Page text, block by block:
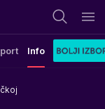
Info